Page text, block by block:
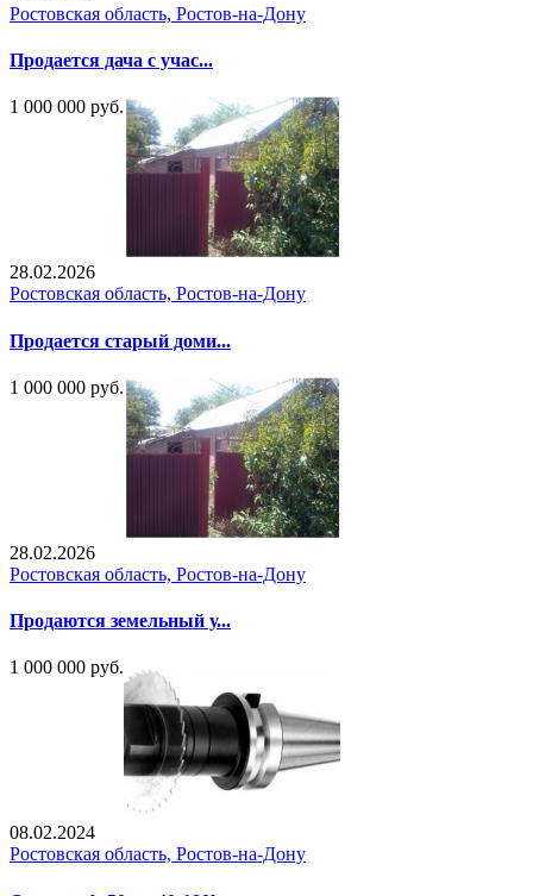
Ростовская область, Ростов-на-Дону
Продается дача с учас...
1 000 000 руб.
28.02.2026
Ростовская область, Ростов-на-Дону
Продается старый доми...
1 000 000 руб.
28.02.2026
Ростовская область, Ростов-на-Дону
Продаются земельный у...
1 000 000 руб.
08.02.2024
Ростовская область, Ростов-на-Дону